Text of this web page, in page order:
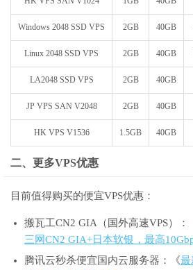
Windows 2048 SSD VPS 2GB 40GB
Linux 2048 SSD VPS 2GB 40GB
LA2048 SSD VPS 2GB 40GB
JP VPS SAN V2048 2GB 40GB
HK VPS V1536 1.5GB 40GB
二、更多VPS优惠
目前值得购买的便宜VPS优惠：
搬瓦工CN2 GIA（国外高速VPS）：
三网CN2 GIA+日本软银，最高
腾讯云秒杀便宜国内云服务器：《最